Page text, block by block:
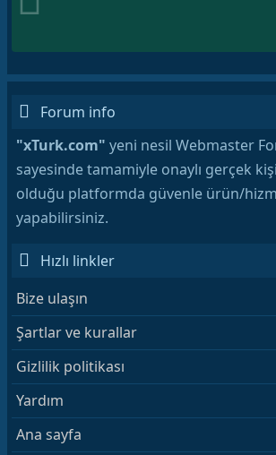
Forum info
"xTurk.com" yeni nesil Webmaster
sayesinde tamamiyle onaylı gerçek
olduğu platformda güvenle ürün/
yapabilirsiniz.
Hızlı linkler
Bize ulaşın
Şartlar ve kurallar
Gizlilik politikası
Yardım
Ana sayfa